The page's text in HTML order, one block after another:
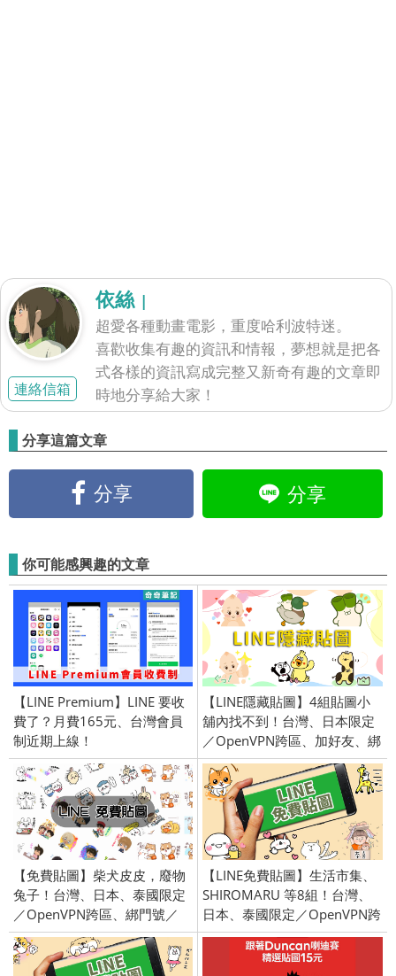
連絡信箱
依絲 |
超愛各種動畫電影，重度哈利波特迷。
喜歡收集有趣的資訊和情報，夢想就是把各
式各樣的資訊寫成完整又新奇有趣的文章即
時地分享給大家！
分享這篇文章
分享 分享
你可能感興趣的文章
【LINE Premium】LINE 要收
費了？月費165元、台灣會員
制近期上線！
【LINE隱藏貼圖】4組貼圖小
舖內找不到！台灣、日本限定
／OpenVPN跨區、加好友、綁
門號／2025/05/28
【免費貼圖】柴犬皮皮，廢物
兔子！台灣、日本、泰國限定
／OpenVPN跨區、綁門號／
2021/4/13
【LINE免費貼圖】生活市集、
SHIROMARU 等8組！台灣、
日本、泰國限定／OpenVPN跨
區、加好友、綁門號／
2022/5/31